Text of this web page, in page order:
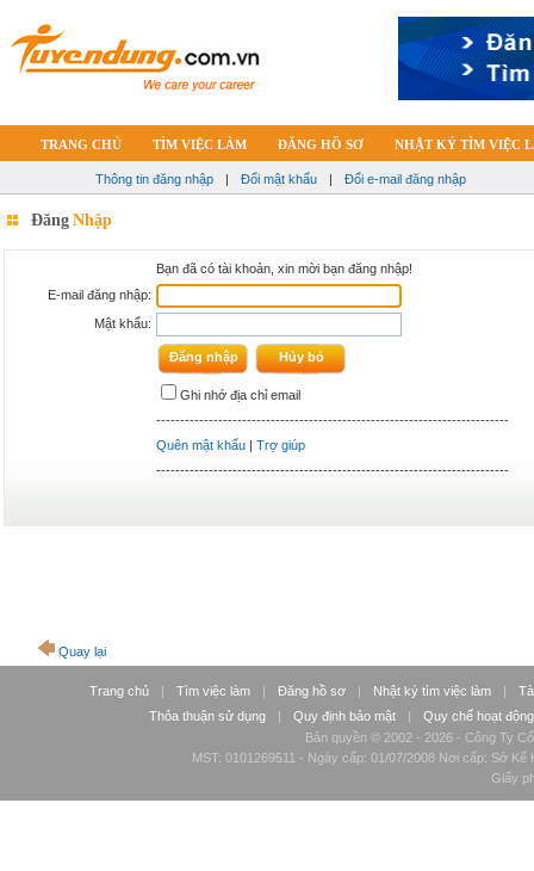
TRANG CHỦ TÌM VIỆC LÀM ĐĂNG HỒ SƠ NHẬT KÝ TÌM VIỆC
Thông tin đăng nhập | Đổi mật khẩu | Đổi e-mail đăng nhập
Đăng Nhập
Bạn đã có tài khoản, xin mời bạn đăng nhập!
E-mail đăng nhập:
Mật khẩu:
Ghi nhớ địa chỉ email
--------------------------------------------------------------------------
Quên mật khẩu | Trợ giúp
--------------------------------------------------------------------------
Quay lại
Trang chủ | Tìm việc làm | Đăng hồ sơ | Nhật ký tìm việc làm |
Thỏa thuận sử dụng
| Quy định bảo mật |
Quy chế hoạt động
Bản quyền © 2002 - 2026 - Công Ty
MST: 0101269511 - Ngày cấp: 01/07/2008 Nơi cấp: Sở
Giấy